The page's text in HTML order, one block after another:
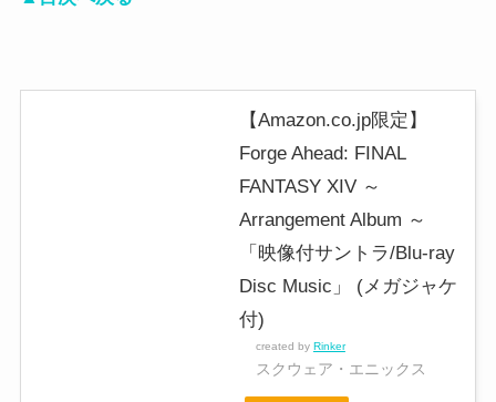
【Amazon.co.jp限定】
Forge Ahead: FINAL
FANTASY XIV ～
Arrangement Album ～
「映像付サントラ/Blu-ray
Disc Music」 (メガジャケ
付)
created by Rinker
スクウェア・エニックス